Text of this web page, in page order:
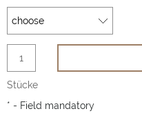
Stücke
* - Field mandatory